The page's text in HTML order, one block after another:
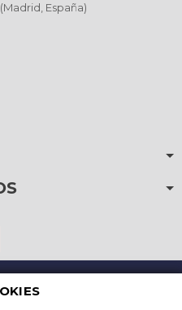
España)
S.L. Todos los derechos